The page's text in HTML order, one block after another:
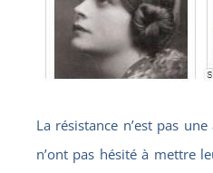
La résistance n’est pas
n’ont pas hésité à mettre